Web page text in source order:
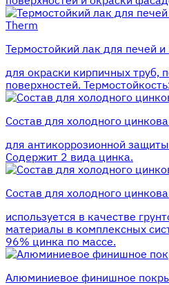
Термостойкий лак для печей
для окраски кирпичных труб,
поверхностей.
Состав для холодного
для антикоррозионной
Содержит 2 вида цинка.
Состав для холодного
используется в качестве
материалы в комплексных
96% цинка по массе.
Алюминиевое финишное